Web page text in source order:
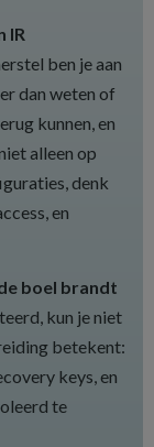
IR
ben je aan
dan weten of
kunnen, en
alleen op
denk
en
boel brandt
kun je niet
betekent:
keys, en
te